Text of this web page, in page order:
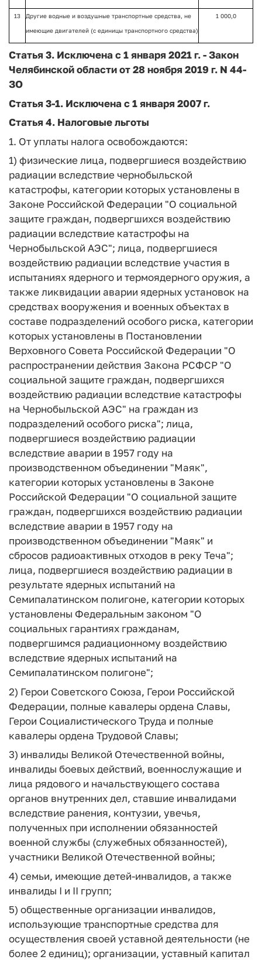
13 Другие водные и воздушные транспортные средства, не
имеющие двигателей (с единицы транспортного средства)
1 000,0
Статья 3. Исключена с 1 января 2021 г. -Закон
Челябинской области от 28 ноября 2019 г. N 44-
ЗО
Статья 3-1. Исключена с 1 января 2007 г.
Статья 4. Налоговые льготы
1. От уплаты налога освобождаются:
1) физические лица, подвергшиеся воздействию
радиации вследствие чернобыльской
катастрофы, категории которых установлены в
Законе Российской Федерации "О социальной
защите граждан, подвергшихся воздействию
радиации вследствие катастрофы на
Чернобыльской АЭС"; лица, подвергшиеся
воздействию радиации вследствие участия в
испытаниях ядерного и термоядерного оружия, а
также ликвидации аварии ядерных установок на
средствах вооружения и военных объектах в
составе подразделений особого риска, категории
которых установлены в Постановлении
Верховного Совета Российской Федерации "О
распространении действия Закона РСФСР "О
социальной защите граждан, подвергшихся
воздействию радиации вследствие катастрофы
на Чернобыльской АЭС" на граждан из
подразделений особого риска"; лица,
подвергшиеся воздействию радиации
вследствие аварии в 1957 году на
производственном объединении "Маяк",
категории которых установлены в Законе
Российской Федерации "О социальной защите
граждан, подвергшихся воздействию радиации
вследствие аварии в 1957 году на
производственном объединении "Маяк" и
сбросов радиоактивных отходов в реку Теча";
лица, подвергшиеся воздействию радиации в
результате ядерных испытаний на
Семипалатинском полигоне, категории которых
установлены Федеральным законом "О
социальных гарантиях гражданам,
подвергшимся радиационному воздействию
вследствие ядерных испытаний на
Семипалатинском полигоне";
2) Герои Советского Союза, Герои Российской
Федерации, полные кавалеры ордена Славы,
Герои Социалистического Труда и полные
кавалеры ордена Трудовой Славы;
3) инвалиды Великой Отечественной войны,
инвалиды боевых действий, военнослужащие и
лица рядового и начальствующего состава
органов внутренних дел, ставшие инвалидами
вследствие ранения, контузии, увечья,
полученных при исполнении обязанностей
военной службы (служебных обязанностей),
участники Великой Отечественной войны;
4) семьи, имеющие детей-инвалидов, а также
инвалиды I и II групп;
5) общественные организации инвалидов,
использующие транспортные средства для
осуществления своей уставной деятельности (не
более 2 единиц); организации, уставный капитал